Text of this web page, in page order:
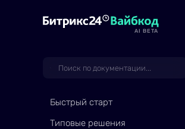
AI BETA
Быстрый старт
Типовые решения